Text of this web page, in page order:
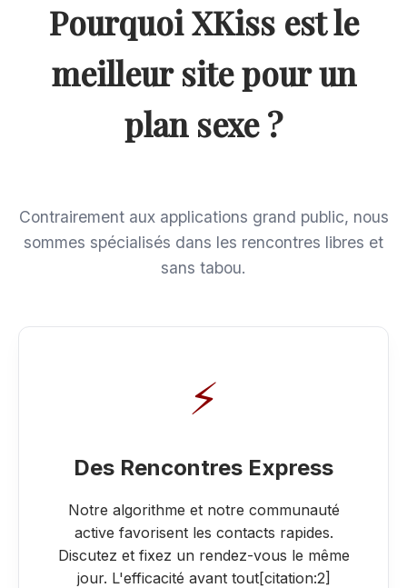
Pourquoi XKiss est le
meilleur site pour un
plan sexe ?
Contrairement aux applications grand public, nous
sommes spécialisés dans les rencontres libres et
sans tabou.
⚡
Des Rencontres Express
Notre algorithme et notre communauté
active favorisent les contacts rapides.
Discutez et fixez un rendez-vous le même
jour. L'efficacité avant tout[citation:2]